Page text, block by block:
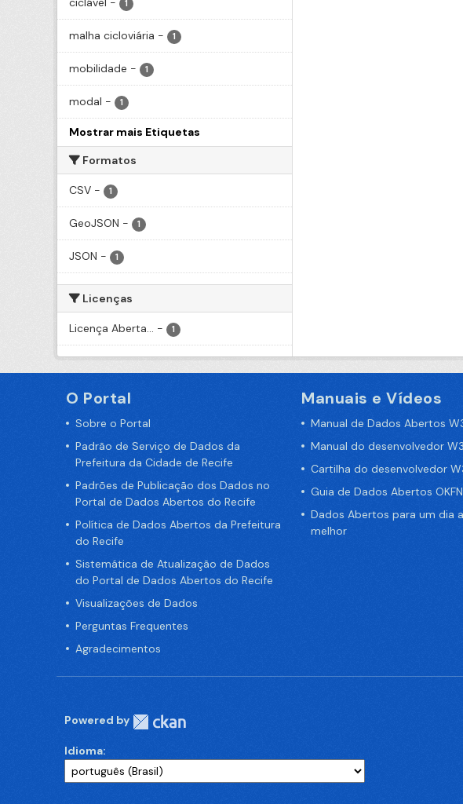
1
malha cicloviária - 1
mobilidade - 1
modal - 1
Mostrar mais Etiquetas
Formatos
CSV - 1
GeoJSON - 1
JSON - 1
Licenças
Licença Aberta... - 1
O Portal
Sobre o Portal
Padrão de Serviço de Dados da
Prefeitura da Cidade de Recife
Padrões de Publicação dos Dados no
Portal de Dados Abertos do Recife
Política de Dados Abertos da Prefeitura
do Recife
Sistemática de Atualização de Dados
do Portal de Dados Abertos do Recife
Visualizações de Dados
Perguntas Frequentes
Agradecimentos
Manuais e Vídeos
Manual de Dados Abertos
Manual do desenvolvedor
Cartilha do desenvolvedor
Guia de Dados Abertos OKFN
Dados Abertos para um dia
melhor
Powered by
Idioma